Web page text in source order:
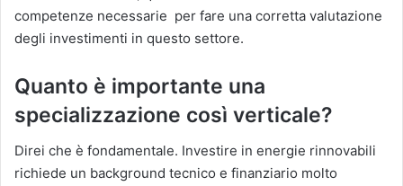
competenze necessarie per fare una corretta valutazione
degli investimenti in questo settore.
Quanto è importante una
specializzazione così verticale?
Direi che è fondamentale. Investire in energie rinnovabili
richiede un background tecnico e finanziario molto